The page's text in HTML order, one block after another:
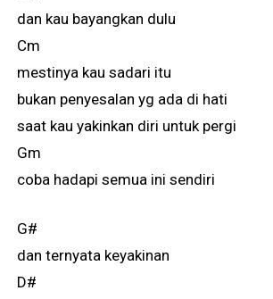
dan kau bayangkan dulu
Cm
mestinya kau sadari itu
bukan penyesalan yg ada di hati
saat kau yakinkan diri untuk pergi
Gm
coba hadapi semua ini sendiri
G#
dan ternyata keyakinan
D#